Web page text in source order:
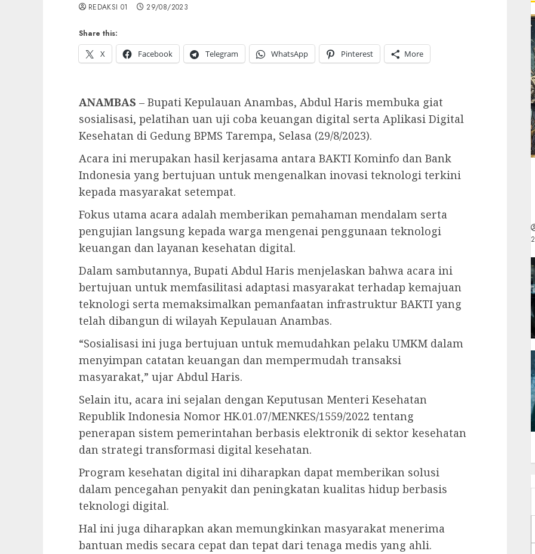
Share this:
X
Facebook Telegram WhatsApp Pinterest More
REDAKSI 01 29/08/2023
ANAMBAS – Bupati Kepulauan Anambas, Abdul Haris membuka giat
sosialisasi, pelatihan uan uji coba keuangan digital serta Aplikasi Digital
Kesehatan di Gedung BPMS Tarempa, Selasa (29/8/2023).
Acara ini merupakan hasil kerjasama antara BAKTI Kominfo dan Bank
Indonesia yang bertujuan untuk mengenalkan inovasi teknologi terkini
kepada masyarakat setempat.
Fokus utama acara adalah memberikan pemahaman mendalam serta
pengujian langsung kepada warga mengenai penggunaan teknologi
keuangan dan layanan kesehatan digital.
Dalam sambutannya, Bupati Abdul Haris menjelaskan bahwa acara ini
bertujuan untuk memfasilitasi adaptasi masyarakat terhadap kemajuan
teknologi serta memaksimalkan pemanfaatan infrastruktur BAKTI yang
telah dibangun di wilayah Kepulauan Anambas.
“Sosialisasi ini juga bertujuan untuk memudahkan pelaku UMKM dalam
menyimpan catatan keuangan dan mempermudah transaksi
masyarakat,” ujar Abdul Haris.
Selain itu, acara ini sejalan dengan Keputusan Menteri Kesehatan
Republik Indonesia Nomor HK.01.07/MENKES/1559/2022 tentang
penerapan sistem pemerintahan berbasis elektronik di sektor kesehatan
dan strategi transformasi digital kesehatan.
Program kesehatan digital ini diharapkan dapat memberikan solusi
dalam pencegahan penyakit dan peningkatan kualitas hidup berbasis
teknologi digital.
Hal ini juga diharapkan akan memungkinkan masyarakat menerima
bantuan medis secara cepat dan tepat dari tenaga medis yang ahli.